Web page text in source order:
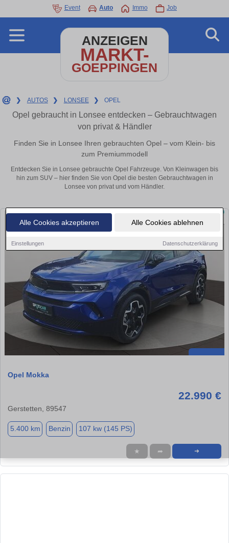
Alle Cookies akzeptieren Alle Cookies ablehnen
Einstellungen Datenschutzerklärung
Event Auto Immo Job
ANZEIGEN
MARKT-
GOEPPINGEN
❯ AUTOS ❯ LONSEE ❯ OPEL
Opel gebraucht in Lonsee entdecken – Gebrauchtwagen
von privat & Händler
Finden Sie in Lonsee Ihren gebrauchten Opel – vom Klein- bis
zum Premiummodell
Entdecken Sie in Lonsee gebrauchte Opel Fahrzeuge. Von Kleinwagen bis
hin zum SUV – hier finden Sie von Opel die besten Gebrauchtwagen in
Lonsee von privat und vom Händler.
Opel Mokka
22.990 €
Gerstetten, 89547
5.400 km Benzin 107 kw (145 PS)
★ ➦ ➜